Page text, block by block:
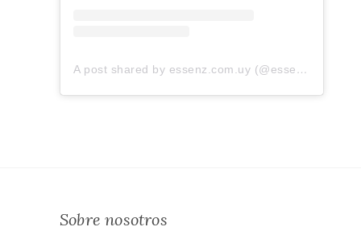
A post shared by essenz.com.uy (@essenz.com.uy)
Sobre nosotros